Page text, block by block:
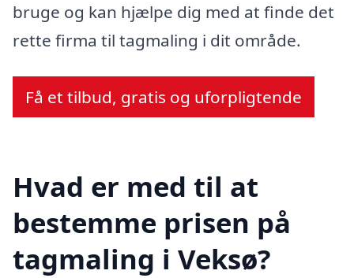
bruge og kan hjælpe dig med at finde det
rette firma til tagmaling i dit område.
Få et tilbud, gratis og uforpligtende
Hvad er med til at
bestemme prisen på
tagmaling i Veksø?